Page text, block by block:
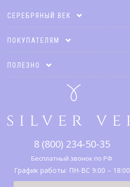
СЕРЕБРЯНЫЙ ВЕК
Карта клиента
Акции
Правовая информация
История бренда
ПОКУПАТЕЛЯМ
Оплата и доставка
Гарантии и возврат
Серебро
ПОЛЕЗНО
Карта сайта
8 (800) 234-50-35
Бесплатный звонок по РФ
График работы: ПН-ВС 9:00 – 18:00